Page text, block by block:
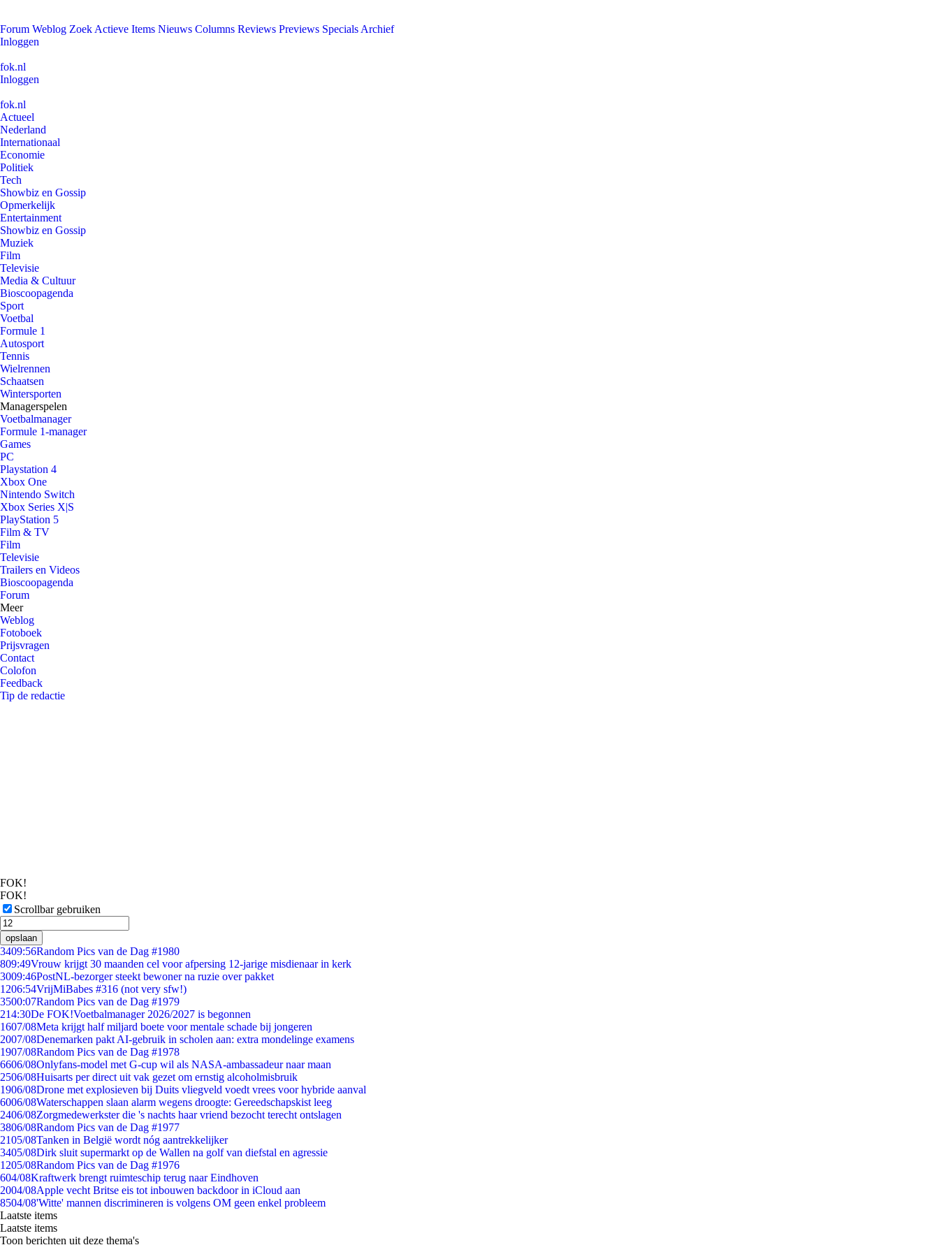
Forum Weblog Zoek Actieve Items Nieuws Columns Reviews Previews Specials Archief
Inloggen
fok.nl
Inloggen
fok.nl
Actueel
Nederland
Internationaal
Economie
Politiek
Tech
Showbiz en Gossip
Opmerkelijk
Entertainment
Showbiz en Gossip
Muziek
Film
Televisie
Media & Cultuur
Bioscoopagenda
Sport
Voetbal
Formule 1
Autosport
Tennis
Wielrennen
Schaatsen
Wintersporten
Managerspelen
Voetbalmanager
Formule 1-manager
Games
PC
Playstation 4
Xbox One
Nintendo Switch
Xbox Series X|S
PlayStation 5
Film & TV
Film
Televisie
Trailers en Videos
Bioscoopagenda
Forum
Meer
Weblog
Fotoboek
Prijsvragen
Contact
Colofon
Feedback
Tip de redactie
FOK!
FOK!
Scrollbar gebruiken
opslaan
3409:56Random Pics van de Dag #1980
809:49Vrouw krijgt 30 maanden cel voor afpersing 12-jarige misdienaar in kerk
3009:46PostNL-bezorger steekt bewoner na ruzie over pakket
1206:54VrijMiBabes #316 (not very sfw!)
3500:07Random Pics van de Dag #1979
214:30De FOK!Voetbalmanager 2026/2027 is begonnen
1607/08Meta krijgt half miljard boete voor mentale schade bij jongeren
2007/08Denemarken pakt AI-gebruik in scholen aan: extra mondelinge examens
1907/08Random Pics van de Dag #1978
6606/08Onlyfans-model met G-cup wil als NASA-ambassadeur naar maan
2506/08Huisarts per direct uit vak gezet om ernstig alcoholmisbruik
1906/08Drone met explosieven bij Duits vliegveld voedt vrees voor hybride aanval
6006/08Waterschappen slaan alarm wegens droogte: Gereedschapskist leeg
2406/08Zorgmedewerkster die 's nachts haar vriend bezocht terecht ontslagen
3806/08Random Pics van de Dag #1977
2105/08Tanken in België wordt nóg aantrekkelijker
3405/08Dirk sluit supermarkt op de Wallen na golf van diefstal en agressie
1205/08Random Pics van de Dag #1976
604/08Kraftwerk brengt ruimteschip terug naar Eindhoven
2004/08Apple vecht Britse eis tot inbouwen backdoor in iCloud aan
8504/08'Witte' mannen discrimineren is volgens OM geen enkel probleem
Laatste items
Laatste items
Toon berichten uit deze thema's